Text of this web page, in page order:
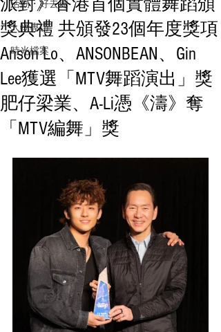
活動・好去處
人物專訪
時光檔案
派對》香港首個實體舞蹈頒
獎典禮 共頒發23個年度獎項
Anson Lo、ANSONBEAN、Gin
Lee獲選「MTV舞蹈演出」獎
肥仔梁業、A-Li憑《濤》奪
「MTV編舞」獎